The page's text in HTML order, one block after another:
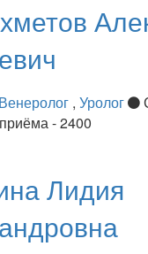
Венеролог , Уролог
- 2400
Лидия